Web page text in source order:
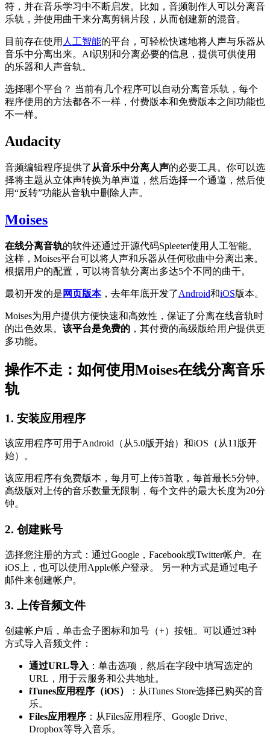
符，并在音乐学习中不断启发。比如，音频制作人可以分离音
乐轨，并使用曲干来分离剪辑片段，从而创建新的混音。
目前存在使用 人工智能的平台，可轻松快速地将人声与乐器从
音乐中分离出来。AI识别和分离必要的信息，提供可供使用
的乐器和人声音轨。
选择哪个平台？ 当前有几个程序可以自动分离音乐轨，每个
程序使用的方法都各不一样，付费版本和免费版本之间功能也
不一样。
Audacity
音频编辑程序提供了 从音乐中分离人声的必要工具。你可以选
择将主题从立体声转换为单声道，然后选择一个通道，然后使
用“反转”功能从音轨中删除人声。
Moises
在线分离音轨的软件还通过开源代码Spleeter使用人工智能。
这样，Moises平台可以将人声和乐器从任何歌曲中分离出来。
根据用户的配置，可以将音轨分离出多达5个不同的曲干。
最初开发的是 网页版本，去年年底开发了Android和iOS版本。
Moises为用户提供方便快速和高效性，保证了分离在线音轨时
的出色效果。 该平台是免费的 ，其付费的高级版给用户提供更
多功能。
操作不走：如何使用Moises在线分离音乐
轨
1. 安装应用程序
该应用程序可用于Android（从5.0版开始）和iOS（从11版开
始）。
该应用程序有免费版本，每月可上传5首歌，每首最长5分钟。
高级版对上传的音乐数量无限制，每个文件的最大长度为20分
钟。
2. 创建账号
选择您注册的方式：通过Google，Facebook或Twitter帐户。在
iOS上，也可以使用Apple帐户登录。 另一种方式是通过电子
邮件来创建帐户。
3. 上传音频文件
创建帐户后，单击盒子图标和加号（+）按钮。可以通过3种
方式导入音频文件：
通过URL导入 ：单击选项，然后在字段中填写选定的
URL，用于云服务和公共地址。
iTunes应用程序（iOS）
：从iTunes Store选择已购买的音
乐。
Files应用程序 ：从Files应用程序、Google Drive、
Dropbox等导入音乐。